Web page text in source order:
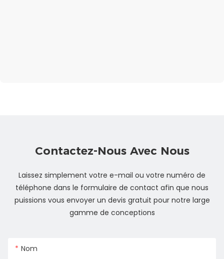
Contactez-Nous Avec Nous
Laissez simplement votre e-mail ou votre numéro de
téléphone dans le formulaire de contact afin que nous
puissions vous envoyer un devis gratuit pour notre large
gamme de conceptions
Nom